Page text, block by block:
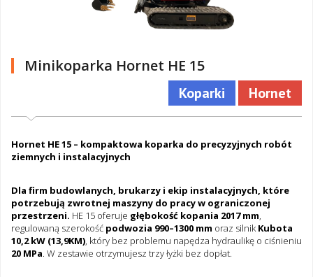
Minikoparka Hornet HE 15
Koparki Hornet
Hornet HE 15 – kompaktowa koparka do precyzyjnych robót
ziemnych i instalacyjnych
Dla firm budowlanych, brukarzy i ekip instalacyjnych, które
potrzebują zwrotnej maszyny do pracy w ograniczonej
przestrzeni. HE 15 oferuje głębokość kopania 2017 mm,
regulowaną szerokość podwozia 990–1300 mm oraz silnikKubota
10,2 kW (13,9KM), który bez problemu napędza hydraulikę o ciśnieniu
20 MPa. W zestawie otrzymujesz trzy łyżki bez dopłat.